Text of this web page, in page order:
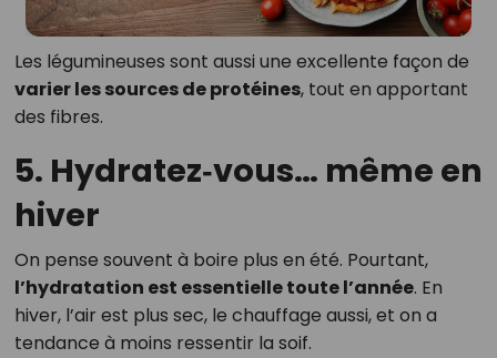
Les légumineuses sont aussi une excellente façon de
varier les sources de protéines, tout en apportant
des fibres.
5. Hydratez‑vous… même en
hiver
On pense souvent à boire plus en été. Pourtant,
l’hydratation est essentielle toute l’année. En
hiver, l’air est plus sec, le chauffage aussi, et on a
tendance à moins ressentir la soif.